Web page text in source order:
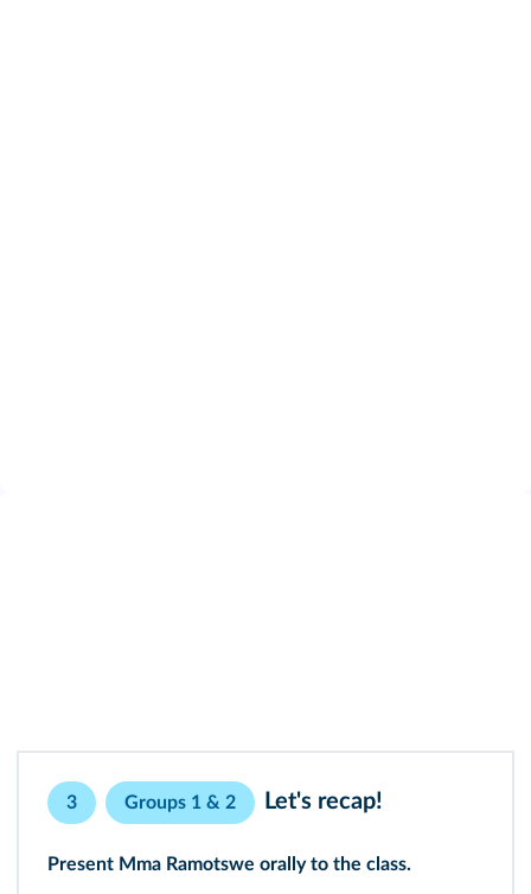
3 Groups 1 & 2 Let's recap!
Present Mma Ramotswe orally to the class.